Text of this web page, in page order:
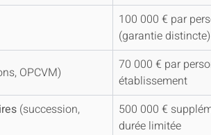
100 000 € par
(garantie distincte)
OPCVM)
70 000 € par
établissement
(succession,
500 000 €
durée limitée